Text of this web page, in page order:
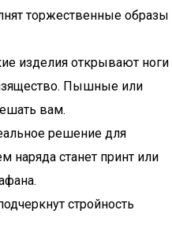
торжественные образы
изделия открывают ноги
Пышные или
вам.
решение для
наряда станет принт или
стройность